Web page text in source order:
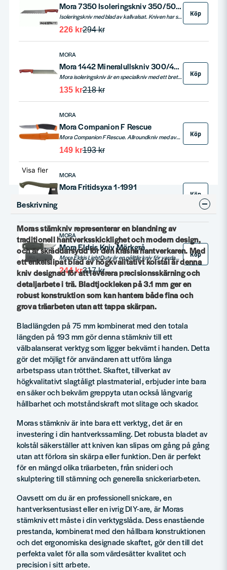
Mora 7350 Isoleringskniv 350/500mm Rostfritt
Isoleringskniv med blad av kallvalsat. Kniven har specialtandad egg och rymligt handtag som passar även när du bär handskar.
294 kr
226 kr
Köp
MORA
Mora 1442 Mineralullskniv 300/470mm Kolstål
Mora isoleringskniv är en specialkniv med ett brett och böjligt blad i kolstål, perfekt för att skära isoleringsmaterial med precision. Den totala längden är 470 mm och det ergonomiska plasthandtaget ger ett säkert grepp vid arbete.
218 kr
135 kr
Köp
MORA
Mora Companion F Rescue
Mora Companion F Rescue. Allroundkniv med avrundad säkerhetsspets. Anpassad för kapning av rep, trossar, nät och linor (Nylon). Blad av svenskt kallvalsat rostfritt specialstål. Fluorescerande knivslida av plast med bältesclip.
193 kr
149 kr
Köp
MORA
Mora Fritidsyxa 1-1991
Köp
MORA
Mora Eldris Kniv Mörkgrå
Mora Eldris LightDuty är en pålitlig kniv för vardagens alla situationer. En liten och smidig kniv att förvara i fickan eller i verktygslådan.
317 kr
244 kr
Köp
Visa fler
Beskrivning
Moras stämkniv representerar en blandning av
traditionell hantverksskicklighet och modern design,
och är skräddarsydd för den kräsna hantverkaren. Med
ett enkelslipat blad av högkvalitativt kolstål är denna
kniv designad för att leverera precisionsskärning och
detaljarbete i trä. Bladtjockleken på 3.1 mm ger en
robust konstruktion som kan hantera både fina och
grova träarbeten utan att tappa skärpan.
Bladlängden på 75 mm kombinerat med den totala
längden på 193 mm gör denna stämkniv till ett
välbalanserat verktyg som ligger bekvämt i handen. Detta
gör det möjligt för användaren att utföra långa
arbetspass utan trötthet. Skaftet, tillverkat av
högkvalitativt slagtåligt plastmaterial, erbjuder inte bara
en säker och bekväm greppyta utan också långvarig
hållbarhet och motståndskraft mot slitage och skador.
Moras stämkniv är inte bara ett verktyg, det är en
investering i din hantverkssamling. Det robusta bladet av
kolstål säkerställer att kniven kan slipas om gång på gång
utan att förlora sin skärpa eller funktion. Den är perfekt
för en mängd olika träarbeten, från snideri och
skulptering till stämning och generella snickeriarbeten.
Oavsett om du är en professionell snickare, en
hantverksentusiast eller en ivrig DIY-are, är Moras
stämkniv ett måste i din verktygslåda. Dess enastående
prestanda, kombinerat med den hållbara konstruktionen
och det ergonomiska designade skaftet, gör den till det
perfekta valet för alla som värdesätter kvalitet och
precision i sitt arbete.